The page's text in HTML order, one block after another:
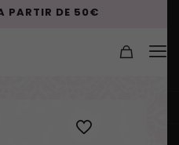
PARTIR DE 50€